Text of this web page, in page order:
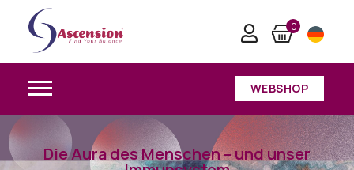
0
WEBSHOP
Die Aura des Menschen – und unser